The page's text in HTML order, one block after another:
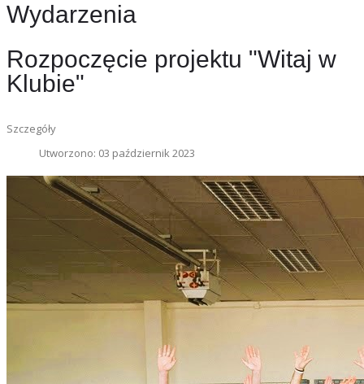
Wydarzenia
Rozpoczęcie projektu "Witaj w
Klubie"
Szczegóły
Utworzono: 03 październik 2023